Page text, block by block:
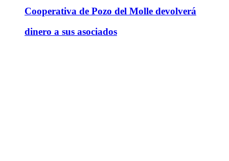
Cooperativa de Pozo del Molle devolverá
dinero a sus asociados